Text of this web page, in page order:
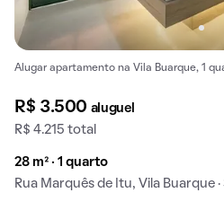
Alugar apartamento na Vila Buarque, 1
R$ 3.500 aluguel
R$ 4.215 total
28 m² · 1 quarto
Rua Marquês de Itu, Vila Buarque ·